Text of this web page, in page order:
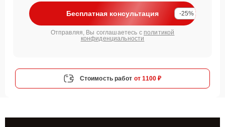
Бесплатная консультация -25%
Отправляя, Вы соглашаетесь с политикой
конфиденциальности
Стоимость работ от 1100 ₽